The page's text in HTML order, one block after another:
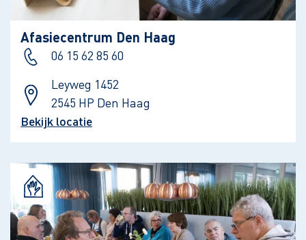
Afasiecentrum Den Haag
06 15 62 85 60
Leyweg 1452
2545 HP Den Haag
Bekijk locatie